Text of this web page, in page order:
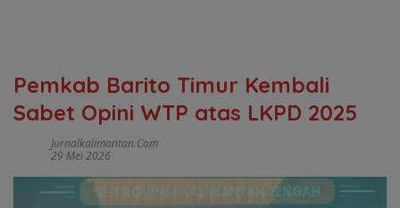
Pemkab Barito Timur Kembali
Sabet Opini WTP atas LKPD 2025
Jurnalkalimantan.com
29 Mei 2026